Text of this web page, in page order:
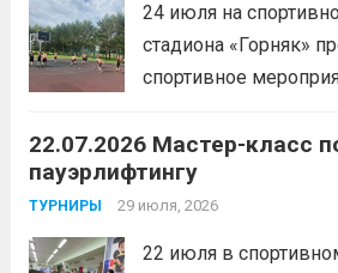
Всеволод3 место —
Александра
24 июля на
стадиона «Горняк»
спортивное
«хоккей».Читать
22.07.2026 Мастер-класс
пауэрлифтингу
ТУРНИРЫ 29 июля, 2026
22 июля в